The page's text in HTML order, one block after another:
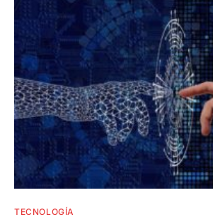
TECNOLOGÍA